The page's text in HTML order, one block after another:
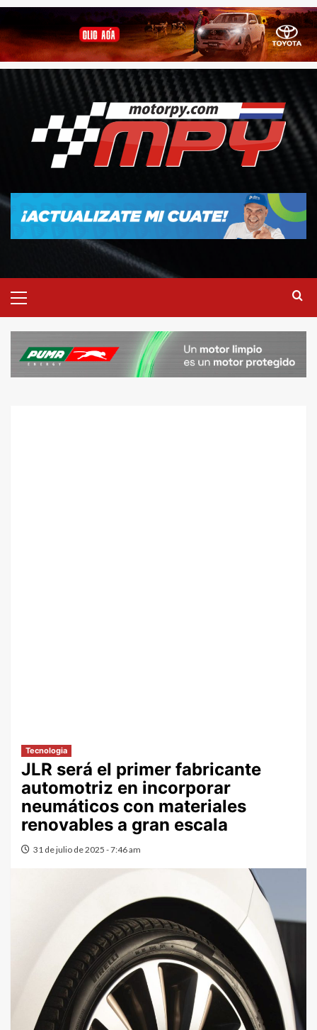
Tecnologia
JLR será el primer fabricante
automotriz en incorporar
neumáticos con materiales
renovables a gran escala
31 de julio de 2025 - 7:46 am